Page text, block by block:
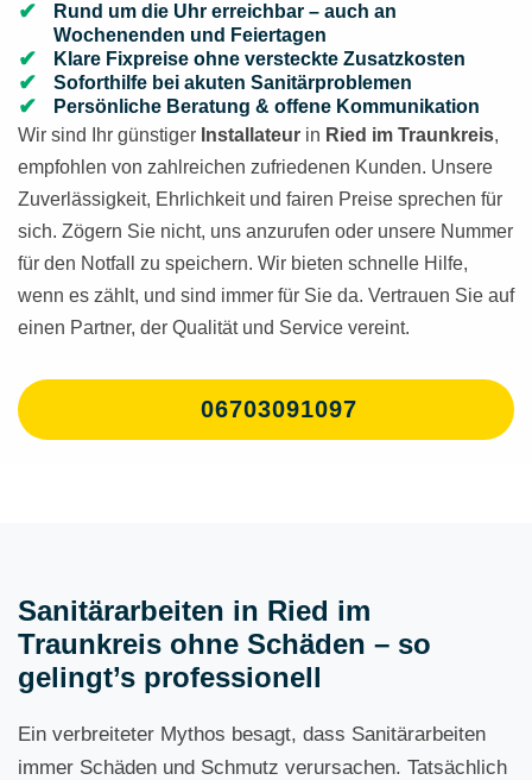
Rund um die Uhr erreichbar – auch an
Wochenenden und Feiertagen
Klare Fixpreise ohne versteckte Zusatzkosten
Soforthilfe bei akuten Sanitärproblemen
Persönliche Beratung & offene Kommunikation
Wir sind Ihr günstiger Installateur in Ried im Traunkreis,
empfohlen von zahlreichen zufriedenen Kunden. Unsere
Zuverlässigkeit, Ehrlichkeit und fairen Preise sprechen für
sich. Zögern Sie nicht, uns anzurufen oder unsere Nummer
für den Notfall zu speichern. Wir bieten schnelle Hilfe,
wenn es zählt, und sind immer für Sie da. Vertrauen Sie auf
einen Partner, der Qualität und Service vereint.
06703091097
Sanitärarbeiten in Ried im
Traunkreis ohne Schäden – so
gelingt’s professionell
Ein verbreiteter Mythos besagt, dass Sanitärarbeiten
immer Schäden und Schmutz verursachen. Tatsächlich